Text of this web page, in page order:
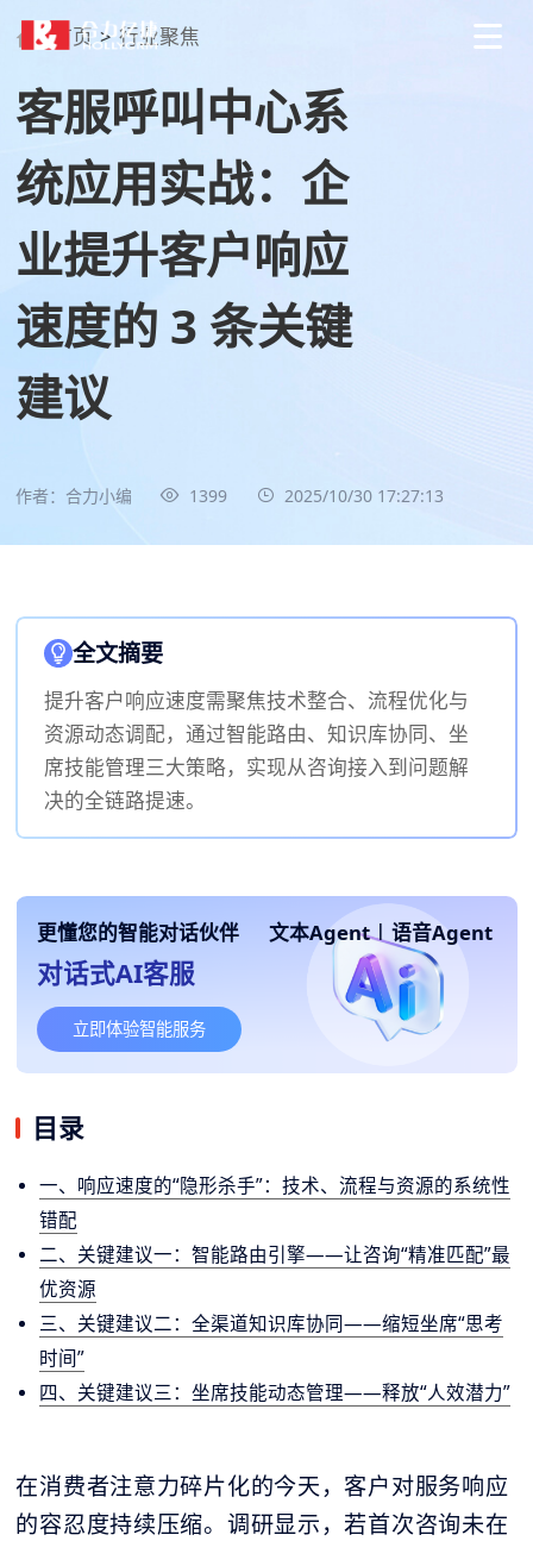
首页 > 行业聚焦
客服呼叫中心系
统应用实战：企
业提升客户响应
速度的 3 条关键
建议
作者：合力小编 1399 2025/10/30 17:27:13
全文摘要
提升客户响应速度需聚焦技术整合、流程优化与
资源动态调配，通过智能路由、知识库协同、坐
席技能管理三大策略，实现从咨询接入到问题解
决的全链路提速。
更懂您的智能对话伙伴 文本Agent | 语音Agent
对话式AI客服
立即体验智能服务
目录
一、响应速度的“隐形杀手”：技术、流程与资源的系统性
错配
二、关键建议一：智能路由引擎——让咨询“精准匹配”最
优资源
三、关键建议二：全渠道知识库协同——缩短坐席“思考
时间”
四、关键建议三：坐席技能动态管理——释放“人效潜力”
在消费者注意力碎片化的今天，客户对服务响应
的容忍度持续压缩。调研显示，若首次咨询未在